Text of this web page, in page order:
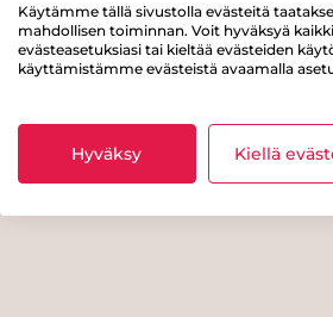
Käytämme tällä sivustolla evästeitä
mahdollisen toiminnan. Voit hyväksyä
evästeasetuksiasi tai kieltää evästeiden
käyttämistämme evästeistä avaamalla
Hyväksy Kiellä